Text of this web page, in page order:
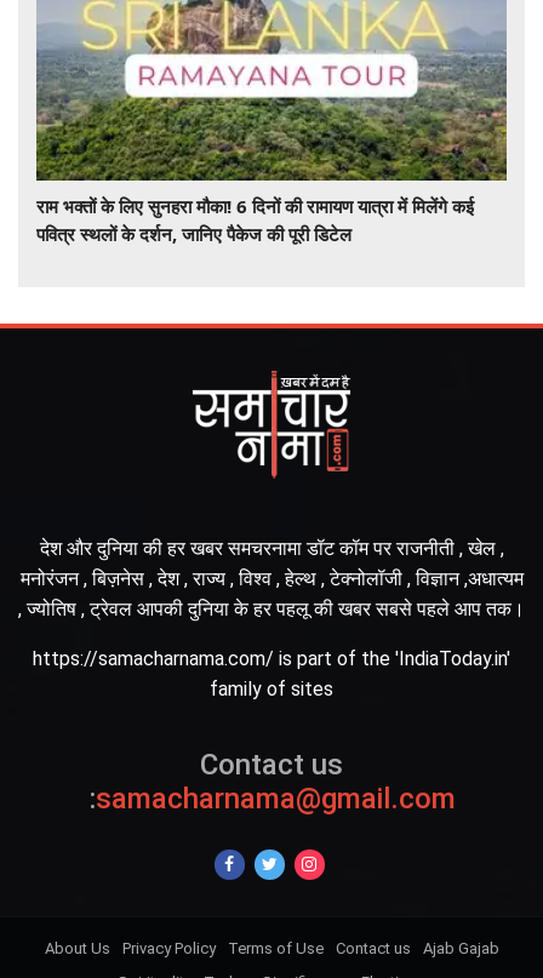
राम भक्तों के लिए सुनहरा मौका! 6 दिनों की रामायण यात्रा में मिलेंगे कई
पवित्र स्थलों के दर्शन, जानिए पैकेज की पूरी डिटेल
देश और दुनिया की हर खबर समचरनामा डॉट कॉम पर राजनीती , खेल ,
मनोरंजन , बिज़नेस , देश , राज्य , विश्व , हेल्थ , टेक्नोलॉजी , विज्ञान ,अधात्यम
, ज्योतिष , ट्रेवल आपकी दुनिया के हर पहलू की खबर सबसे पहले आप तक।
https://samacharnama.com/ is part of the 'IndiaToday.in'
family of sites
Contact us
:samacharnama@gmail.com
About Us Privacy Policy Terms of Use Contact us
Ajab Gajab